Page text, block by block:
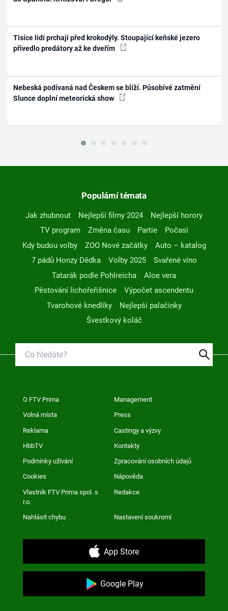
Tisíce lidí prchají před krokodýly. Stoupající keňské jezero
přivedlo predátory až ke dveřím
Nebeská podívaná nad Českem se blíží. Působivé zatmění
Slunce doplní meteorická show
Populární témata
Jak zhubnout Nejlepší filmy 2024
Nejlepší horory
TV program
Změna času Partie
Počasí
Kdy budou volby
ZOO Nové začátky
Auto – katalog
7 pádů Honzy Dědka
Volby 2025
Svařené víno
Tatarák podle Pohlreicha
Aloe vera
Pěstování lichořeřišnice
Výpočet ascendentu
Tvarohové knedlíky
Nejlepší palačinky
Švestkový koláč
O FTV Prima Management
Volná místa Press
Reklama Castingy a výzvy
HbbTV Kontakty
Podmínky užívání Zpracování osobních údajů
Cookies Nápověda
Vlastník FTV Prima spol. s
r.o.
Redakce
Nahlásit chybu Nastavení soukromí
App Store
Google Play